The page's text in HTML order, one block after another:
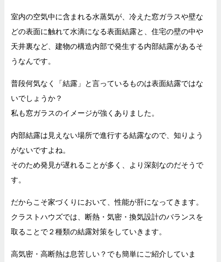
室内の空気中に含まれる水蒸気が、冷えた窓ガラスや壁な
どの表面に触れて水滴になる表面結露と、住宅の壁の中や
天井裏など、 建物の構造内部で発生する内部結露があるそ
うなんです。
普段何気なく「結露」と言っているものは表面結露ではな
いでしょうか？
私も窓ガラスのイメージが強くありました。
内部結露は見えない場所で進行する結露なので、知りよう
がないですよね。
そのため発見が遅れることが多く、より深刻なのだそうで
す。
だからこそ家づくりにおいて、性能が肝になってきます。
クラストハウズでは、断熱・気密・換気設計のバランスを
取ることで２種類の結露対策をしていきます。
高気密・高断熱は息苦しい？ でも簡単にご紹介していま